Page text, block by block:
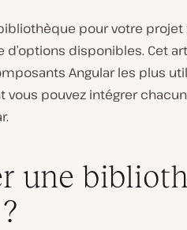
pour votre projet
disponibles. Cet
Angular les plus
pouvez intégrer
une